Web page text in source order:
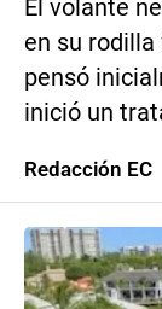
El volante
en su rodilla
pensó
inició un
Redacción EC